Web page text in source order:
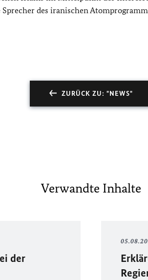
des iranischen
ZURÜCK ZU: "NEWS"
Verwandte Inhalte
der